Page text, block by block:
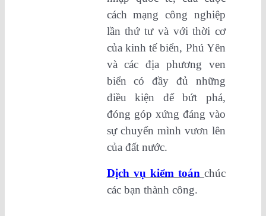
cách mạng công nghiệp
lần thứ tư và với thời cơ
của kinh tế biển, Phú Yên
và các địa phương ven
biển có đầy đủ những
điều kiện để bứt phá,
đóng góp xứng đáng vào
sự chuyển mình vươn lên
của đất nước.
Dịch vụ kiểm toán chúc
các bạn thành công.